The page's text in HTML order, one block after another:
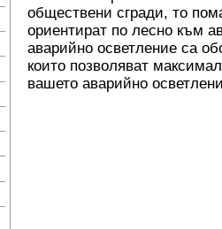
обществени сгради, то
ориентират по лесно към
аварийно осветление са
които позволяват
вашето аварийно